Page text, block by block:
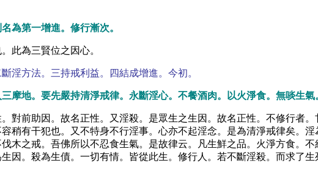
為第一增進。修行漸次。
此為三賢位之因心。
淫方法。三持戒利益。四結成增進。今初。
摩地。要先嚴持清淨戒律。永斷淫心。不餐酒肉。以火淨食。無啖生
對前助因。故名正性。又淫殺。是眾生之生因。故名正性。不修行者
稍有干犯也。又不特身不行淫事。心亦不起淫念。是為清淨戒律矣。
木之戒。吾佛所以不忍食生氣。是故律云。凡生鮮之品。火淨方食。
因。殺為生債。一切有情。皆從此生。修行人。若不斷淫殺。而求了生